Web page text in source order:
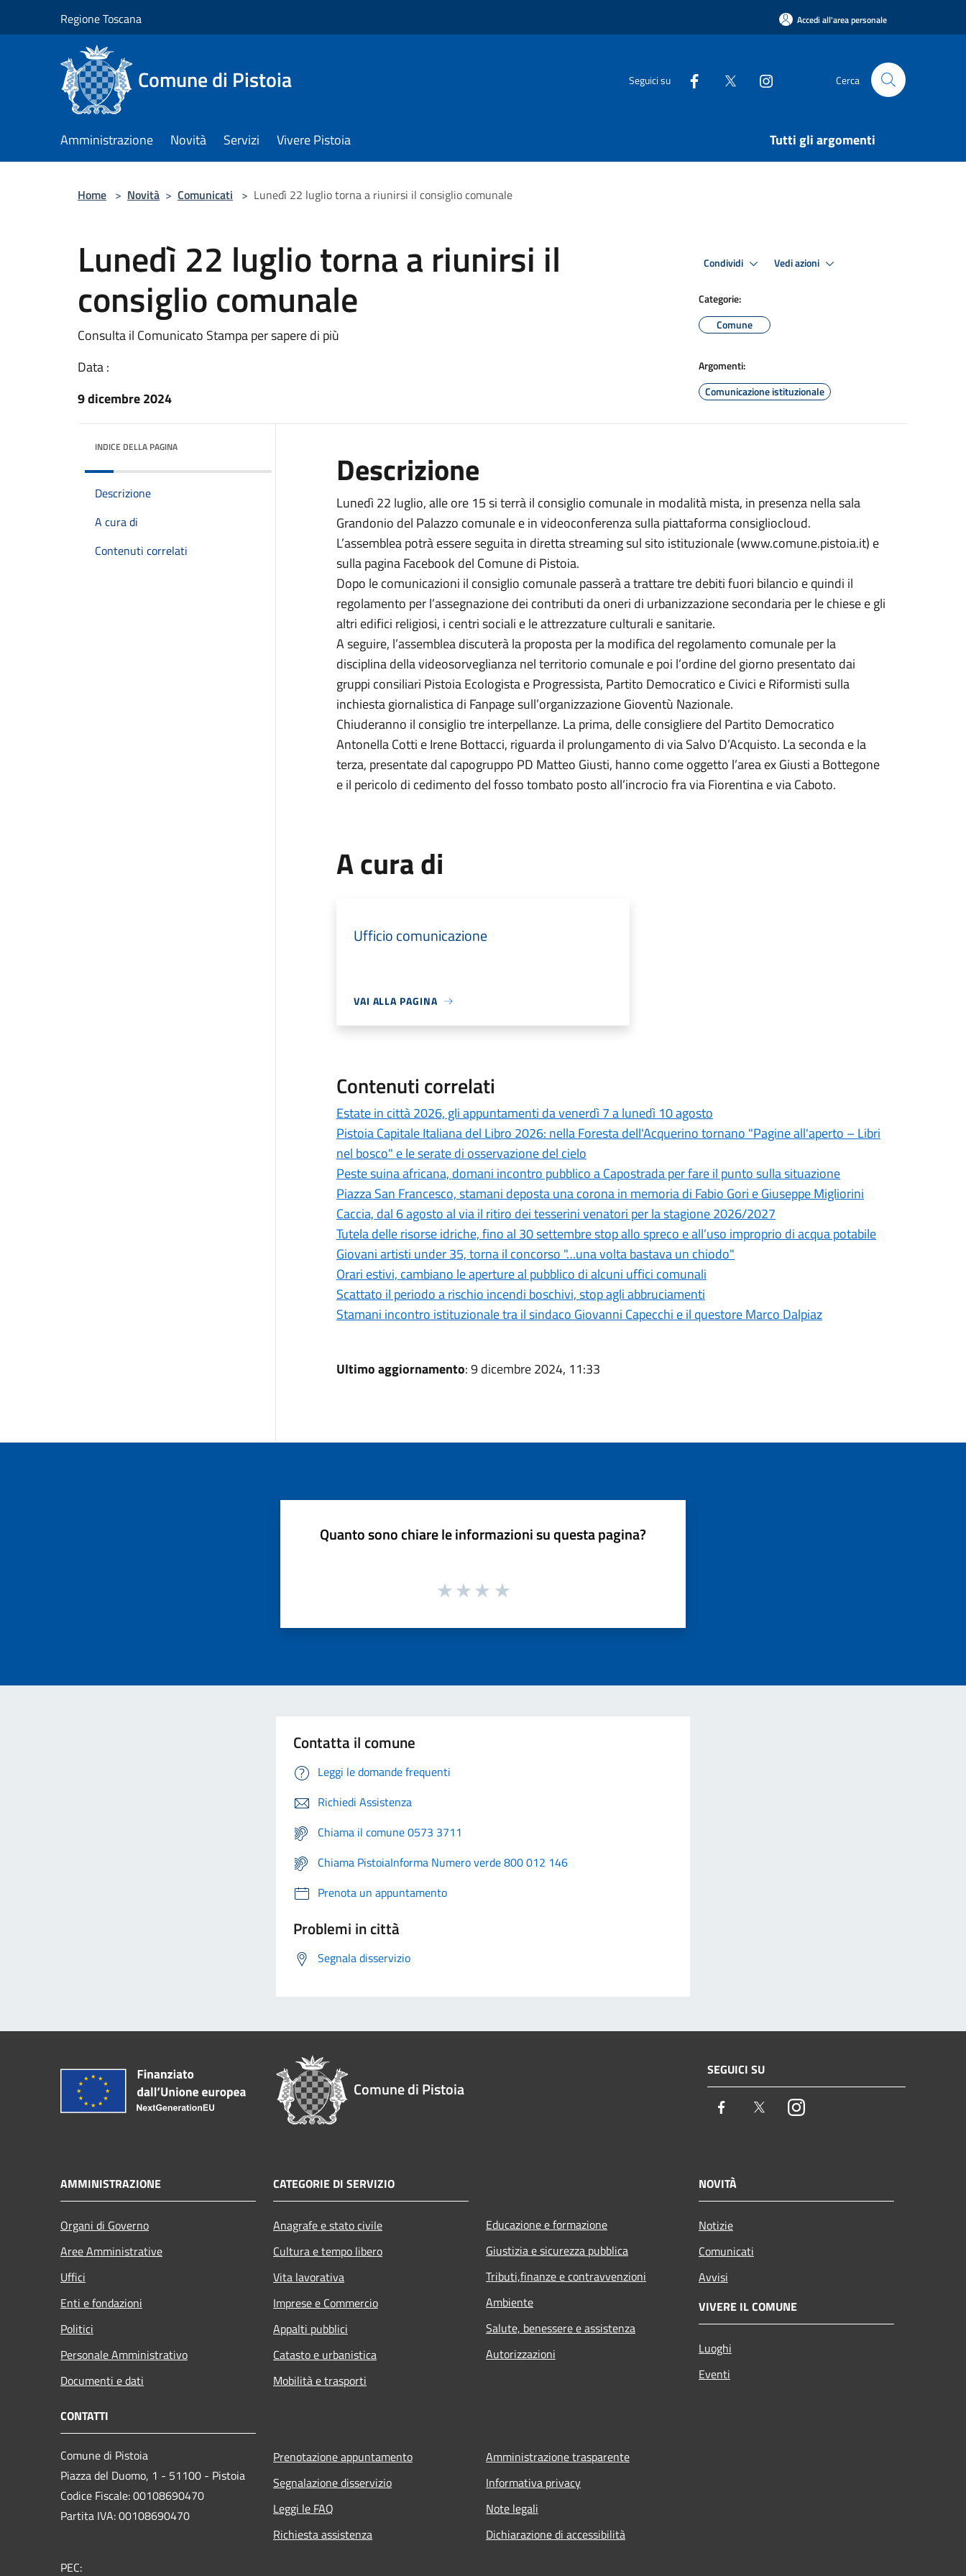
Regione Toscana Accedi all'area personale
Comune di Pistoia Seguici su Cerca
Amministrazione Novità Servizi Vivere Pistoia Tutti gli argomenti
Home > Novità > Comunicati > Lunedì 22 luglio torna a riunirsi il consiglio comunale
Lunedì 22 luglio torna a riunirsi il
consiglio comunale
Consulta il Comunicato Stampa per sapere di più
Data :
9 dicembre 2024
Condividi Vedi azioni
Categorie:
Comune
Argomenti:
Comunicazione istituzionale
INDICE DELLA PAGINA
Descrizione
A cura di
Contenuti correlati
Descrizione
Lunedì 22 luglio, alle ore 15 si terrà il consiglio comunale in modalità mista, in presenza nella sala
Grandonio del Palazzo comunale e in videoconferenza sulla piattaforma consigliocloud.
L’assemblea potrà essere seguita in diretta streaming sul sito istituzionale (www.comune.pistoia.it) e
sulla pagina Facebook del Comune di Pistoia.
Dopo le comunicazioni il consiglio comunale passerà a trattare tre debiti fuori bilancio e quindi il
regolamento per l’assegnazione dei contributi da oneri di urbanizzazione secondaria per le chiese e gli
altri edifici religiosi, i centri sociali e le attrezzature culturali e sanitarie.
A seguire, l’assemblea discuterà la proposta per la modifica del regolamento comunale per la
disciplina della videosorveglianza nel territorio comunale e poi l’ordine del giorno presentato dai
gruppi consiliari Pistoia Ecologista e Progressista, Partito Democratico e Civici e Riformisti sulla
inchiesta giornalistica di Fanpage sull’organizzazione Gioventù Nazionale.
Chiuderanno il consiglio tre interpellanze. La prima, delle consigliere del Partito Democratico
Antonella Cotti e Irene Bottacci, riguarda il prolungamento di via Salvo D’Acquisto. La seconda e la
terza, presentate dal capogruppo PD Matteo Giusti, hanno come oggetto l’area ex Giusti a Bottegone
e il pericolo di cedimento del fosso tombato posto all’incrocio fra via Fiorentina e via Caboto.
A cura di
Ufficio comunicazione
VAI ALLA PAGINA
Contenuti correlati
Estate in città 2026, gli appuntamenti da venerdì 7 a lunedì 10 agosto
Pistoia Capitale Italiana del Libro 2026: nella Foresta dell'Acquerino tornano "Pagine all'aperto – Libri
nel bosco" e le serate di osservazione del cielo
Peste suina africana, domani incontro pubblico a Capostrada per fare il punto sulla situazione
Piazza San Francesco, stamani deposta una corona in memoria di Fabio Gori e Giuseppe Migliorini
Caccia, dal 6 agosto al via il ritiro dei tesserini venatori per la stagione 2026/2027
Tutela delle risorse idriche, fino al 30 settembre stop allo spreco e all’uso improprio di acqua potabile
Giovani artisti under 35, torna il concorso "…una volta bastava un chiodo"
Orari estivi, cambiano le aperture al pubblico di alcuni uffici comunali
Scattato il periodo a rischio incendi boschivi, stop agli abbruciamenti
Stamani incontro istituzionale tra il sindaco Giovanni Capecchi e il questore Marco Dalpiaz
Ultimo aggiornamento: 9 dicembre 2024, 11:33
Quanto sono chiare le informazioni su questa pagina?
Contatta il comune
Leggi le domande frequenti
Richiedi Assistenza
Chiama il comune 0573 3711
Chiama PistoiaInforma Numero verde 800 012 146
Prenota un appuntamento
Problemi in città
Segnala disservizio
Comune di Pistoia
SEGUICI SU
Facebook TwitterInstagram
AMMINISTRAZIONE
Organi di Governo
Aree Amministrative
Uffici
Enti e fondazioni
Politici
Personale Amministrativo
Documenti e dati
CATEGORIE DI SERVIZIO
Anagrafe e stato civile
Cultura e tempo libero
Vita lavorativa
Imprese e Commercio
Appalti pubblici
Catasto e urbanistica
Mobilità e trasporti
Educazione e formazione
Giustizia e sicurezza pubblica
Tributi,finanze e contravvenzioni
Ambiente
Salute, benessere e assistenza
Autorizzazioni
NOVITÀ
Notizie
Comunicati
Avvisi
VIVERE IL COMUNE
Luoghi
Eventi
CONTATTI
Comune di Pistoia
Piazza del Duomo, 1 - 51100 - Pistoia
Codice Fiscale: 00108690470
Partita IVA: 00108690470
PEC:
Prenotazione appuntamento
Segnalazione disservizio
Leggi le FAQ
Richiesta assistenza
Amministrazione trasparente
Informativa privacy
Note legali
Dichiarazione di accessibilità